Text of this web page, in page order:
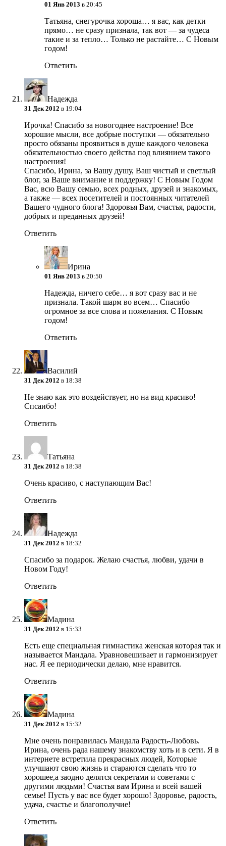
01 Янв 2013 в 20:45
Татьяна, снегурочка хороша… я вас, как детки
прямо… не сразу признала, так вот — за чудеса
такие и за тепло… Только не растайте… С Новым
годом!
Ответить
Надежда
31 Дек 2012 в 19:04
Ирочка! Спасибо за новогоднее настроение! Все
хорошие мысли, все добрые поступки — обязательно
просто обязаны проявиться в душе каждого человека
обязательностью своего действа под влиянием такого
настроения!
Спасибо, Ирина, за Вашу душу, Ваш чистый и светлый
блог, за Ваше внимание и поддержку! С Новым Годом
Вас, всю Вашу семью, всех родных, друзей и знакомых,
а также — всех посетителей и постоянных читателей
Вашего чудного блога! Здоровья Вам, счастья, радости,
добрых и преданных друзей!
Ответить
Ирина
01 Янв 2013 в 20:50
Надежда, ничего себе… я вот сразу вас и не
признала. Такой шарм во всем… Спасибо
огромное за все слова и пожелания. С Новым
годом!
Ответить
Василий
31 Дек 2012 в 18:38
Не знаю как это воздействует, но на вид красиво!
Спсаибо!
Ответить
Татьяна
31 Дек 2012 в 18:38
Очень красиво, с наступающим Вас!
Ответить
Надежда
31 Дек 2012 в 18:32
Спасибо за подарок. Желаю счастья, любви, удачи в
Новом Году!
Ответить
Мадина
31 Дек 2012 в 15:33
Есть еще специальная гимнастика женская которая так и
называется Мандала. Уравновешивает и гармонизирует
нас. Я ее периодически делаю, мне нравится.
Ответить
Мадина
31 Дек 2012 в 15:32
Мне очень понравилась Мандала Радость-Любовь.
Ирина, очень рада нашему знакомству хоть и в сети. Я в
интернете встретила прекрасных людей, Которые
улучшают свою жизнь и стараются сделать что то
хорошее,а заодно делятся секретами и советами с
другими людьми! Счастья вам Ирина и всей вашей
семье! Пусть у вас все будет хорошо! Здоровье, радость,
удача, счастье и благополучие!
Ответить